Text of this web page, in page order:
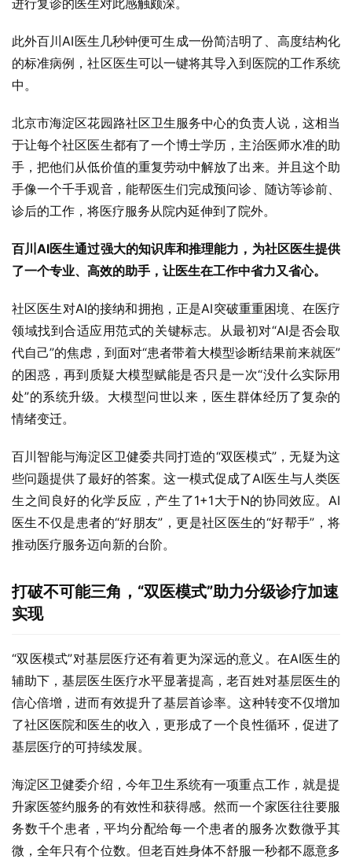
此外百川AI医生几秒钟便可生成一份简洁明了、高度结构化
的标准病例，社区医生可以一键将其导入到医院的工作系统
中。
北京市海淀区花园路社区卫生服务中心的负责人说，这相当
于让每个社区医生都有了一个博士学历，主治医师水准的助
手，把他们从低价值的重复劳动中解放了出来。并且这个助
手像一个千手观音，能帮医生们完成预问诊、随访等诊前、
诊后的工作，将医疗服务从院内延伸到了院外。
百川AI医生通过强大的知识库和推理能力，为社区医生提供
了一个专业、高效的助手，让医生在工作中省力又省心。
社区医生对AI的接纳和拥抱，正是AI突破重重困境、在医疗
领域找到合适应用范式的关键标志。从最初对“AI是否会取
代自己”的焦虑，到面对“患者带着大模型诊断结果前来就医”
的困惑，再到质疑大模型赋能是否只是一次“没什么实际用
处”的系统升级。大模型问世以来，医生群体经历了复杂的
情绪变迁。
百川智能与海淀区卫健委共同打造的“双医模式”，无疑为这
些问题提供了最好的答案。这一模式促成了AI医生与人类医
生之间良好的化学反应，产生了1+1大于N的协同效应。AI
医生不仅是患者的“好朋友”，更是社区医生的“好帮手”，将
推动医疗服务迈向新的台阶。
打破不可能三角，“双医模式”助力分级诊疗加速
实现
“双医模式”对基层医疗还有着更为深远的意义。在AI医生的
辅助下，基层医生医疗水平显著提高，老百姓对基层医生的
信心倍增，进而有效提升了基层首诊率。这种转变不仅增加
了社区医院和医生的收入，更形成了一个良性循环，促进了
基层医疗的可持续发展。
海淀区卫健委介绍，今年卫生系统有一项重点工作，就是提
升家医签约服务的有效性和获得感。然而一个家医往往要服
务数千个患者，平均分配给每一个患者的服务次数微乎其
微，全年只有个位数。但老百姓身体不舒服一秒都不愿意多